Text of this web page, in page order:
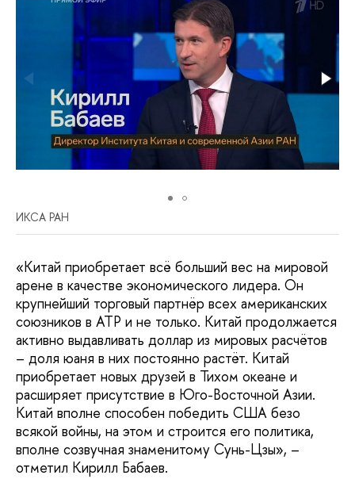
ИКСА РАН
«Китай приобретает всё больший вес на мировой
арене в качестве экономического лидера. Он
крупнейший торговый партнёр всех американских
союзников в АТР и не только. Китай продолжается
активно выдавливать доллар из мировых расчётов
– доля юаня в них постоянно растёт. Китай
приобретает новых друзей в Тихом океане и
расширяет присутствие в Юго-Восточной Азии.
Китай вполне способен победить США безо
всякой войны, на этом и строится его политика,
вполне созвучная знаменитому Сунь-Цзы», –
отметил Кирилл Бабаев.